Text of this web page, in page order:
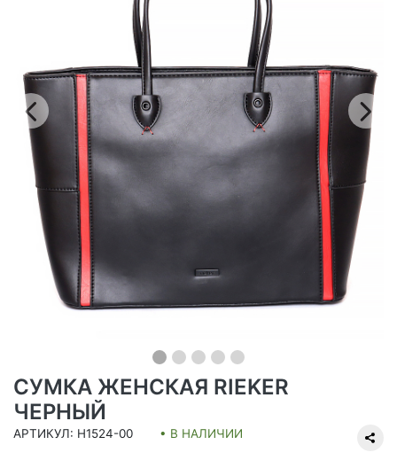
Предыдущий
СУМКА ЖЕНСКАЯ RIEKER
ЧЕРНЫЙ
АРТИКУЛ: H1524-00 • В НАЛИЧИИ